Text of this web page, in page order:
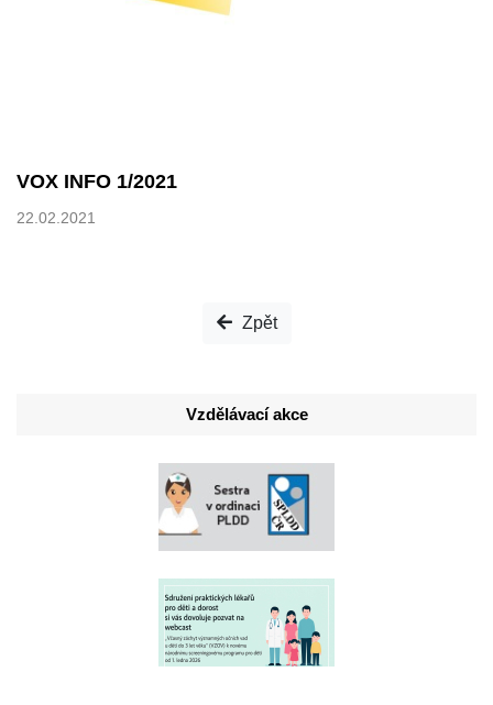
VOX INFO 1/2021
22.02.2021
Zpět
Vzdělávací akce